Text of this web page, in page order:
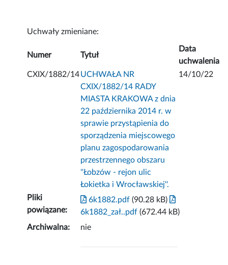
Uchwały zmieniane:
Numer Tytuł
Data
uchwalenia
CXIX/1882/14UCHWAŁA NR
CXIX/1882/14 RADY
MIASTA KRAKOWA z dnia
22 października 2014 r. w
sprawie przystąpienia do
sporządzenia miejscowego
planu zagospodarowania
przestrzennego obszaru
''Łobzów - rejon ulic
Łokietka i Wrocławskiej''.
14/10/22
Pliki
powiązane:
6k1882.pdf (90.28 kB)
6k1882_zał..pdf (672.44 kB)
Archiwalna:
nie